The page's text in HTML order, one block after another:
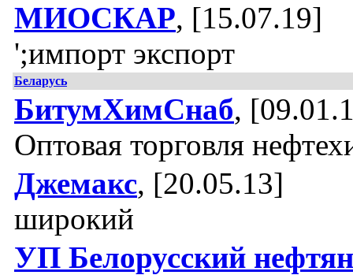
МИОСКАР, [15.07.19]
';импорт экспорт
Беларусь
БитумХимСнаб,
Оптовая торговля
Джемакс, [20.05.13]
широкий
УП Белорусский